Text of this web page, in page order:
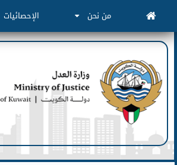
من نحن الإحصائيات